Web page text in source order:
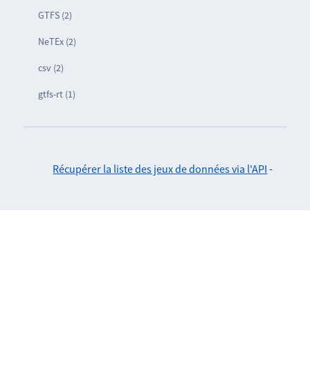
GTFS (2)
NeTEx (2)
csv (2)
gtfs-rt (1)
Récupérer la liste des jeux de données via l'API -